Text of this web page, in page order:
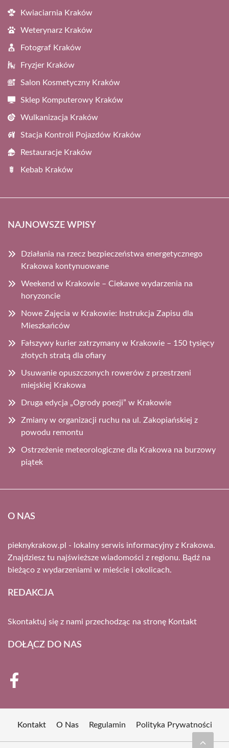
Kwiaciarnia Kraków
Weterynarz Kraków
Fotograf Kraków
Fryzjer Kraków
Salon Kosmetyczny Kraków
Sklep Komputerowy Kraków
Wulkanizacja Kraków
Stacja Kontroli Pojazdów Kraków
Restauracje Kraków
Kebab Kraków
NAJNOWSZE WPISY
Działania na rzecz bezpieczeństwa energetycznego
Krakowa kontynuowane
Weekend w Krakowie – Ciekawe wydarzenia na
horyzoncie
Nowe Zajęcia w Krakowie: Instrukcja Zapisu dla
Mieszkańców
Fałszywy kurier zatrzymany w Krakowie – 150 tysięcy
złotych stratą dla ofiary
Usuwanie opuszczonych rowerów z przestrzeni
miejskiej Krakowa
Druga edycja „Ogrody poezji” w Krakowie
Zmiany w organizacji ruchu na ul. Zakopiańskiej z
powodu remontu
Ostrzeżenie meteorologiczne dla Krakowa na burzowy
piątek
O NAS
pieknykrakow.pl - lokalny serwis informacyjny z Krakowa.
Znajdziesz tu najświeższe wiadomości z regionu. Bądź na
bieżąco z wydarzeniami w mieście i okolicach.
REDAKCJA
Skontaktuj się z nami przechodząc na stronę Kontakt
DOŁĄCZ DO NAS
Kontakt O Nas Regulamin Polityka Prywatności